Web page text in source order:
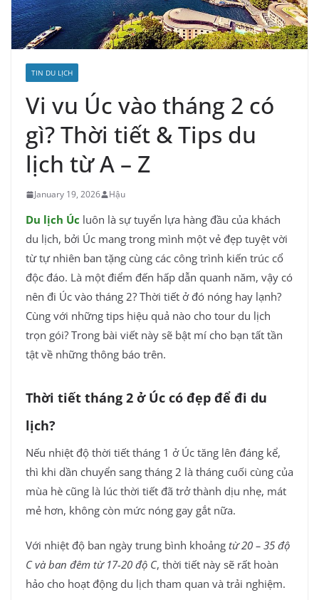
TIN DU LỊCH
Vi vu Úc vào tháng 2 có
gì? Thời tiết & Tips du
lịch từ A – Z
January 19, 2026 Hậu
Du lịch Úc luôn là sự tuyển lựa hàng đầu của khách
du lịch, bởi Úc mang trong mình một vẻ đẹp tuyệt vời
từ tự nhiên ban tặng cùng các công trình kiến trúc cổ
độc đáo. Là một điểm đến hấp dẫn quanh năm, vậy có
nên đi Úc vào tháng 2? Thời tiết ở đó nóng hay lạnh?
Cùng với những tips hiệu quả nào cho tour du lịch
trọn gói? Trong bài viết này sẽ bật mí cho bạn tất tần
tật về những thông báo trên.
Thời tiết tháng 2 ở Úc có đẹp để đi du
lịch?
Nếu nhiệt độ thời tiết tháng 1 ở Úc tăng lên đáng kể,
thì khi dần chuyển sang tháng 2 là tháng cuối cùng của
mùa hè cũng là lúc thời tiết đã trở thành dịu nhẹ, mát
mẻ hơn, không còn mức nóng gay gắt nữa.
Với nhiệt độ ban ngày trung bình khoảng từ 20 – 35 độ
C và ban đêm từ 17-20 độ C, thời tiết này sẽ rất hoàn
hảo cho hoạt động du lịch tham quan và trải nghiệm.